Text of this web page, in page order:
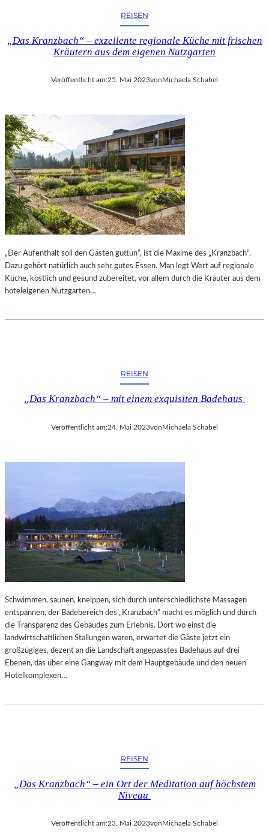
REISEN
„Das Kranzbach“ – exzellente regionale Küche mit frischen
Kräutern aus dem eigenen Nutzgarten
Veröffentlicht am:25. Mai 2023vonMichaela Schabel
„Der Aufenthalt soll den Gästen guttun“, ist die Maxime des „Kranzbach“.
Dazu gehört natürlich auch sehr gutes Essen. Man legt Wert auf regionale
Küche, köstlich und gesund zubereitet, vor allem durch die Kräuter aus dem
hoteleigenen Nutzgarten…
REISEN
„Das Kranzbach“ – mit einem exquisiten Badehaus
Veröffentlicht am:24. Mai 2023vonMichaela Schabel
Schwimmen, saunen, kneippen, sich durch unterschiedlichste Massagen
entspannen, der Badebereich des „Kranzbach“ macht es möglich und durch
die Transparenz des Gebäudes zum Erlebnis. Dort wo einst die
landwirtschaftlichen Stallungen waren, erwartet die Gäste jetzt ein
großzügiges, dezent an die Landschaft angepasstes Badehaus auf drei
Ebenen, das über eine Gangway mit dem Hauptgebäude und den neuen
Hotelkomplexen…
REISEN
„Das Kranzbach“ – ein Ort der Meditation auf höchstem
Niveau
Veröffentlicht am:23. Mai 2023vonMichaela Schabel